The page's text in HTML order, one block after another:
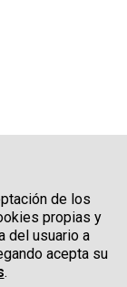
de los
propias y
del usuario a
acepta su
.